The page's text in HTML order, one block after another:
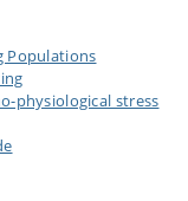
Populations
physiological stress